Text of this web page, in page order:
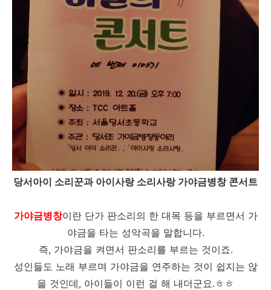
당서아이 소리꾼과 아이사랑 소리사랑 가야금병창 콘서트
가야금병창이란 단가 판소리의 한 대목 등을 부르면서 가
야금을 타는 성악곡을 말합니다.
즉, 가야금을 켜면서 판소리를 부르는 것이죠.
성인들도 노래 부르며 가야금을 연주하는 것이 쉽지는 않
을 것인데, 아이들이 이런 걸 해 내더군요.ㅎㅎ